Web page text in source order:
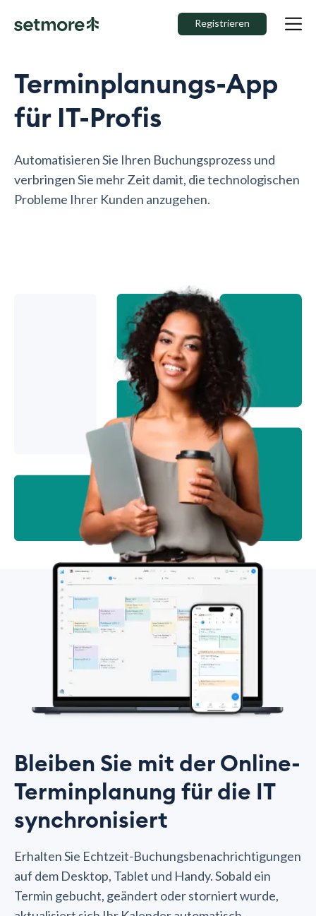
Registrieren
Terminplanungs-App
für IT-Profis
Automatisieren Sie Ihren Buchungsprozess und
verbringen Sie mehr Zeit damit, die technologischen
Probleme Ihrer Kunden anzugehen.
Bleiben Sie mit der Online-
Terminplanung für die IT
synchronisiert
Erhalten Sie Echtzeit-Buchungsbenachrichtigungen
auf dem Desktop, Tablet und Handy. Sobald ein
Termin gebucht, geändert oder storniert wurde,